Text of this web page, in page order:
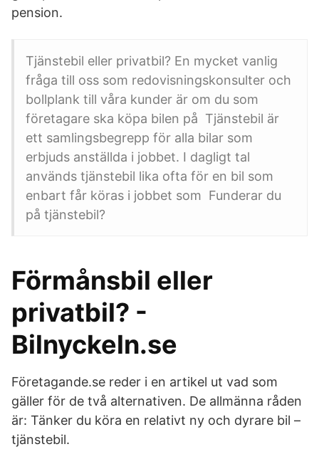
pension.
Tjänstebil eller privatbil? En mycket vanlig
fråga till oss som redovisningskonsulter och
bollplank till våra kunder är om du som
företagare ska köpa bilen på Tjänstebil är
ett samlingsbegrepp för alla bilar som
erbjuds anställda i jobbet. I dagligt tal
används tjänstebil lika ofta för en bil som
enbart får köras i jobbet som Funderar du
på tjänstebil?
Förmånsbil eller
privatbil? -
Bilnyckeln.se
Företagande.se reder i en artikel ut vad som
gäller för de två alternativen. De allmänna råden
är: Tänker du köra en relativt ny och dyrare bil –
tjänstebil.